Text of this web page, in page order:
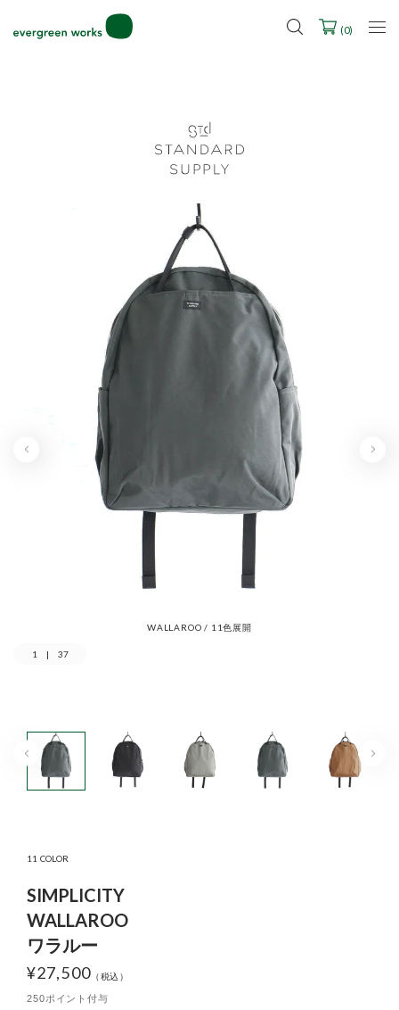
2027年ご入学用ランドセル受注会スケジュール
(0)
WALLAROO / 11色展開
1 | 37
11 COLOR
SIMPLICITY
WALLAROO
ワラルー
¥27,500
250ポイント付与